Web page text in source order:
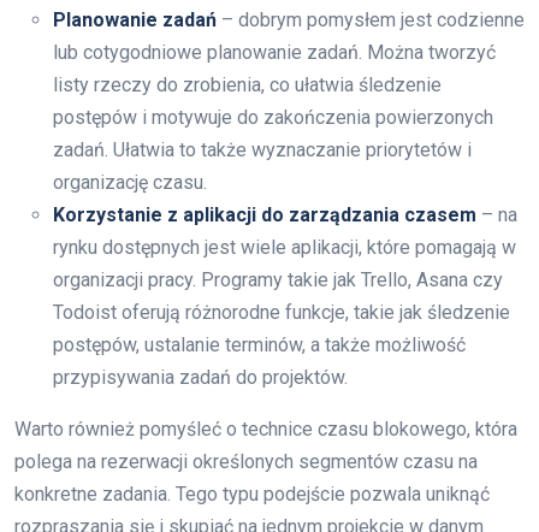
Planowanie zadań – dobrym pomysłem jest codzienne
lub cotygodniowe planowanie zadań. Można tworzyć
listy rzeczy do zrobienia, co ułatwia śledzenie
postępów i motywuje do zakończenia powierzonych
zadań. Ułatwia to także wyznaczanie priorytetów i
organizację czasu.
Korzystanie z aplikacji do zarządzania czasem – na
rynku dostępnych jest wiele aplikacji, które pomagają w
organizacji pracy. Programy takie jak Trello, Asana czy
Todoist oferują różnorodne funkcje, takie jak śledzenie
postępów, ustalanie terminów, a także możliwość
przypisywania zadań do projektów.
Warto również pomyśleć o technice czasu blokowego, która
polega na rezerwacji określonych segmentów czasu na
konkretne zadania. Tego typu podejście pozwala uniknąć
rozpraszania się i skupiać na jednym projekcie w danym